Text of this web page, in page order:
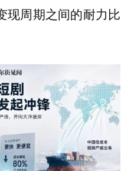
现周期之间的耐力比